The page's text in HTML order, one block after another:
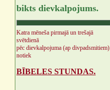
bikts dievkalpojums.
Katra mēneša pirmajā un trešajā
svētdienā
pēc dievkalpojuma (ap divpadsmitiem)
notiek
BĪBELES STUNDAS.